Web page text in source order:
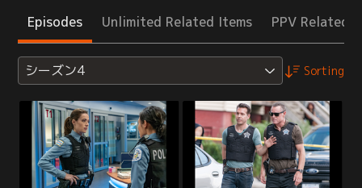
Episodes Unlimited Related Items PPV Related
シーズン4 Sorting